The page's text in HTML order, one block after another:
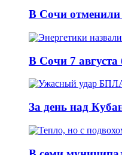
В Сочи
В Сочи 7 августа
За день над